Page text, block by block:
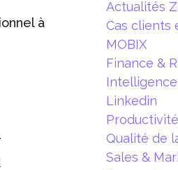
à
Actualités
Cas clients
MOBIX
Finance &
Linkedin
Productivité
Qualité de
Sales &